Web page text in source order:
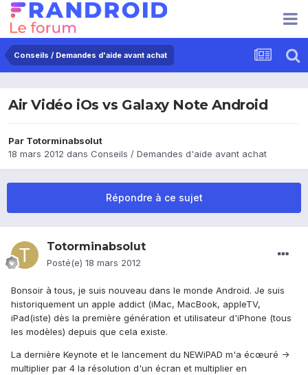
Conseils / Demandes d'aide avant achat
Air Vidéo iOs vs Galaxy Note Android
Par Totorminabsolut
18 mars 2012 dans Conseils / Demandes d'aide avant achat
Répondre à ce sujet
Totorminabsolut
Posté(e) 18 mars 2012
Bonsoir à tous, je suis nouveau dans le monde Android. Je suis
historiquement un apple addict (iMac, MacBook, appleTV,
iPad(iste) dès la première génération et utilisateur d'iPhone (tous
les modèles) depuis que cela existe.
La dernière Keynote et le lancement du NEWiPAD m'a écœuré ->
multiplier par 4 la résolution d'un écran et multiplier en